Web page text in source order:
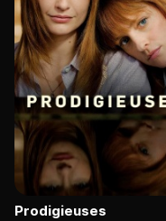
Prodigieuses